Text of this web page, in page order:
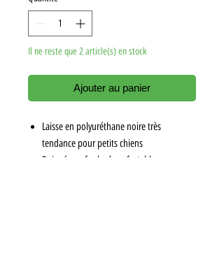
Il ne reste que 2 article(s) en stock
Ajouter au panier
Laisse en polyuréthane noire très
tendance pour petits chiens
Poignée en foulard confortable